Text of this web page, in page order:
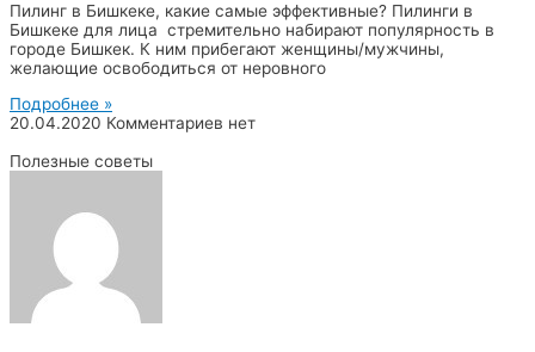
Пилинг в Бишкеке, какие самые эффективные? Пилинги в
Бишкеке для лица стремительно набирают популярность в
городе Бишкек. К ним прибегают женщины/мужчины,
желающие освободиться от неровного
Подробнее »
20.04.2020 Комментариев нет
Полезные советы